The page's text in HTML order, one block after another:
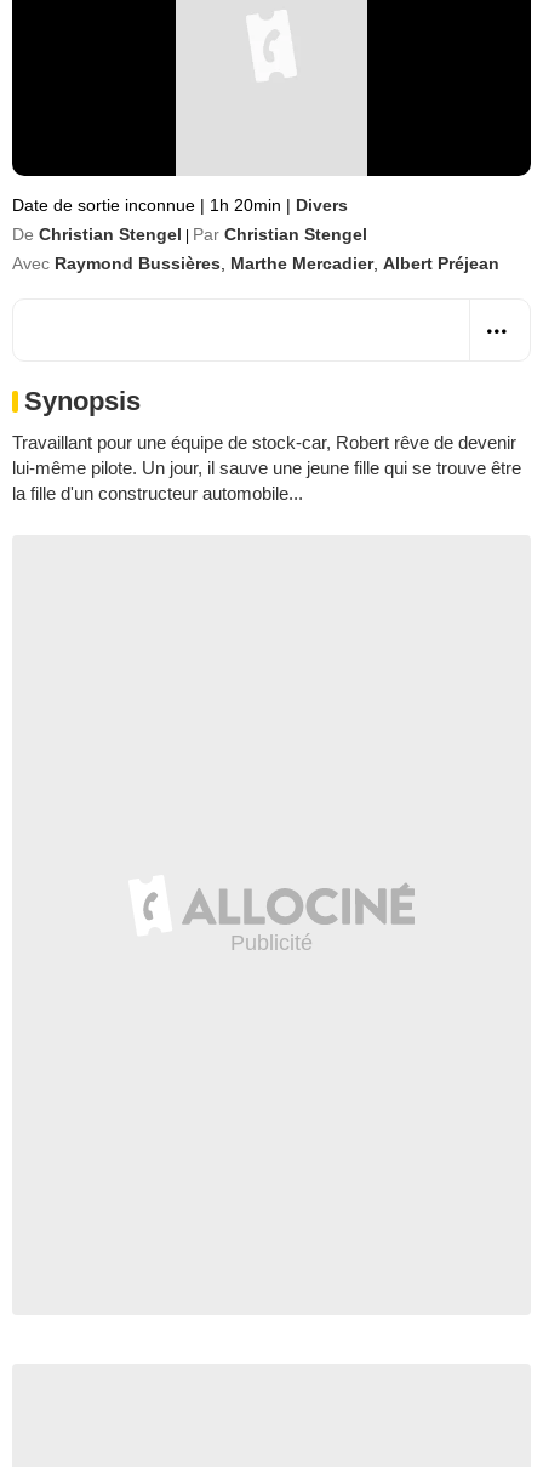
Date de sortie inconnue | 1h 20min | Divers
De Christian Stengel Par Christian Stengel
Avec Raymond Bussières Marthe Mercadier, Albert Préjean
Synopsis
Travaillant pour une équipe de stock-car, Robert rêve de devenir
lui-même pilote. Un jour, il sauve une jeune fille qui se trouve être
la fille d'un constructeur automobile...